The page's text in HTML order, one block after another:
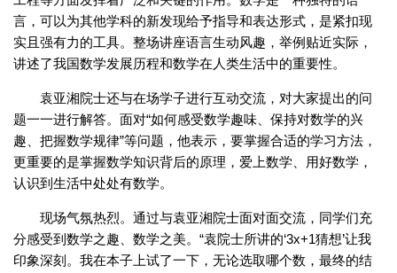
言，可以为其他学科的新发现给予指导和表达形式，是紧扣现
实且强有力的工具。整场讲座语言生动风趣，举例贴近实际，
讲述了我国数学发展历程和数学在人类生活中的重要性。
袁亚湘院士还与在场学子进行互动交流，对大家提出的问
题一一进行解答。面对“如何感受数学趣味、保持对数学的兴
趣、把握数学规律”等问题，他表示，要掌握合适的学习方法，
更重要的是掌握数学知识背后的原理，爱上数学、用好数学，
认识到生活中处处有数学。
现场气氛热烈。通过与袁亚湘院士面对面交流，同学们充
分感受到数学之趣、数学之美。“袁院士所讲的‘3x+1猜想’让我
印象深刻。我在本子上试了一下，无论选取哪个数，最终的结